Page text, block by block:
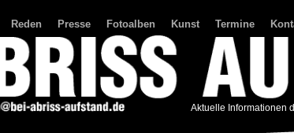
Reden Presse Fotoalben Kunst Termine
Aktuelle Informationen